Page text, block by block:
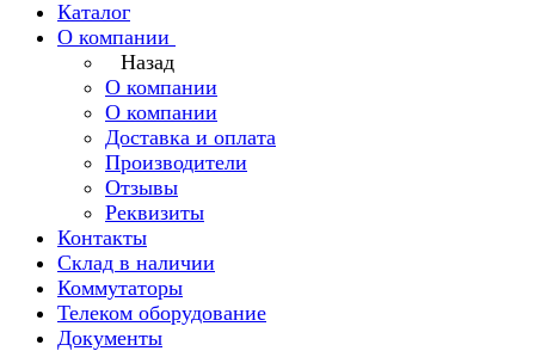
Каталог
О компании
Назад
О компании
О компании
Доставка и оплата
Производители
Отзывы
Реквизиты
Контакты
Склад в наличии
Коммутаторы
Телеком оборудование
Документы